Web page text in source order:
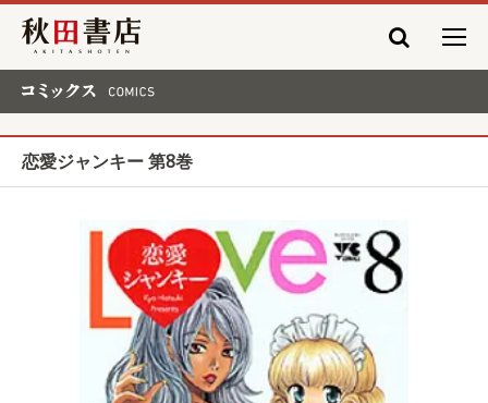
秋田書店
恋愛ジャンキー 第8巻